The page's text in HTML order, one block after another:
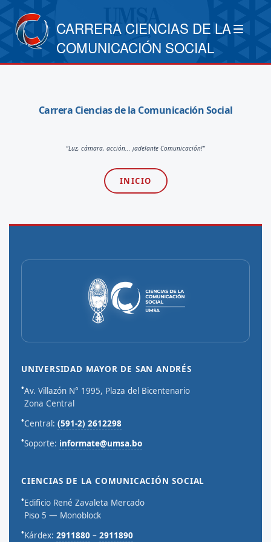
CARRERA CIENCIAS DE LA
COMUNICACIÓN SOCIAL
Carrera Ciencias de la Comunicación Social
“Luz, cámara, acción... ¡adelante Comunicación!”
INICIO
UNIVERSIDAD MAYOR DE SAN ANDRÉS
•Av. Villazón N° 1995, Plaza del Bicentenario
Zona Central
•Central: (591-2) 2612298
•Soporte: informate@umsa.bo
CIENCIAS DE LA COMUNICACIÓN SOCIAL
•Edificio René Zavaleta Mercado
Piso 5 — Monoblock
•Kárdex: 2911880 – 2911890